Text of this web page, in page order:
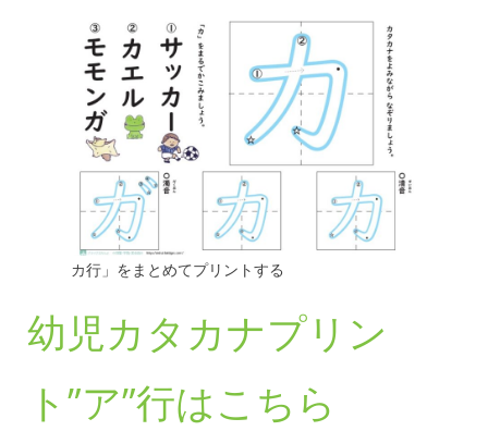
カ行」をまとめてプリントする
幼児カタカナプリン
ト”ア”行はこちら